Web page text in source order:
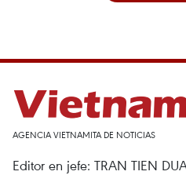
AGENCIA VIETNAMITA DE NOTICIAS
Editor en jefe: TRAN TIEN